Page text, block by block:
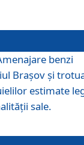
benzi
Brașov şi
estimate
sale.